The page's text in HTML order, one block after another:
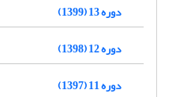
دوره 13 (1399)
دوره 12 (1398)
دوره 11 (1397)